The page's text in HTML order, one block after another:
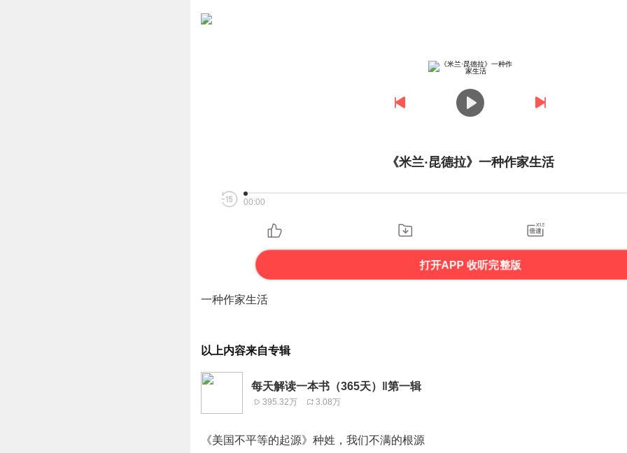
《米兰·昆德拉》一种作家生活
00:00
打开APP 收听完整版
一种作家生活
以上内容来自专辑
每天解读一本书（365天）‖第一辑
395.32万 3.08万
《美国不平等的起源》种姓，我们不满的根源